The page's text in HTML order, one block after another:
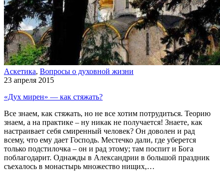
Аскетика, Вопросы о духовной жизни
23 апреля 2015
«Дух мирен» — как стяжать?
Все знаем, как стяжать, но не все хотим потрудиться. Теорию
знаем, а на практике – ну никак не получается! Знаете, как
настраивает себя смиренный человек? Он доволен и рад
всему, что ему дает Господь. Местечко дали, где уберется
только подстилочка – он и рад этому; там поспит и Бога
поблагодарит. Однажды в Александрии в большой праздник
съехалось в монастырь множество нищих,…